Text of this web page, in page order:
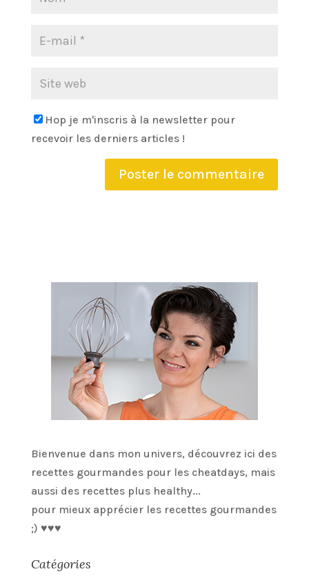
Hop je m'inscris à la newsletter pour
recevoir les derniers articles !
Bienvenue dans mon univers, découvrez ici des
recettes gourmandes pour les cheatdays, mais
aussi des recettes plus healthy...
pour mieux apprécier les recettes gourmandes
;) ♥♥♥
Catégories